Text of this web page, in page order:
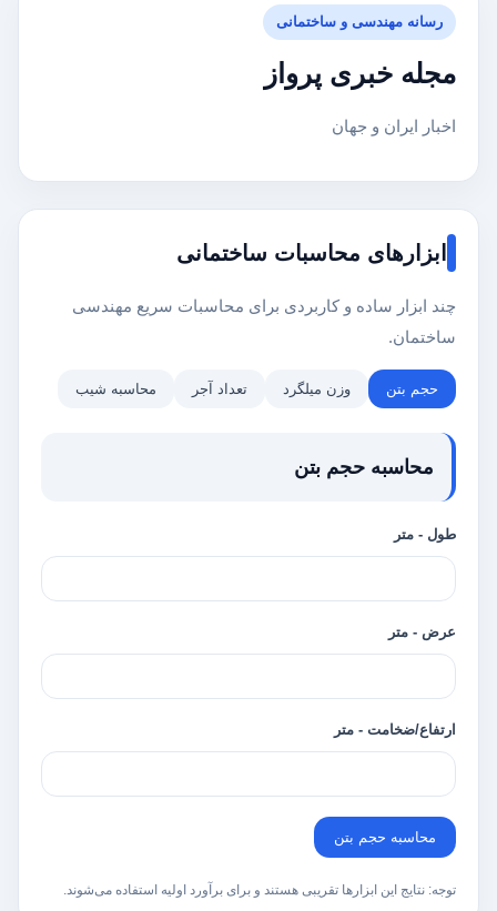
رسانه مهندسی و ساختمانی
مجله خبری پرواز
اخبار ایران و جهان
ابزارهای محاسبات ساختمانی
چند ابزار ساده و کاربردی برای محاسبات سریع مهندسی
ساختمان.
حجم بتن وزن میلگرد تعداد آجر محاسبه شیب
محاسبه حجم بتن
طول - متر
عرض - متر
ارتفاع/ضخامت - متر
محاسبه حجم بتن
توجه: نتایج این ابزارها تقریبی هستند و برای برآورد اولیه استفاده می‌شوند.